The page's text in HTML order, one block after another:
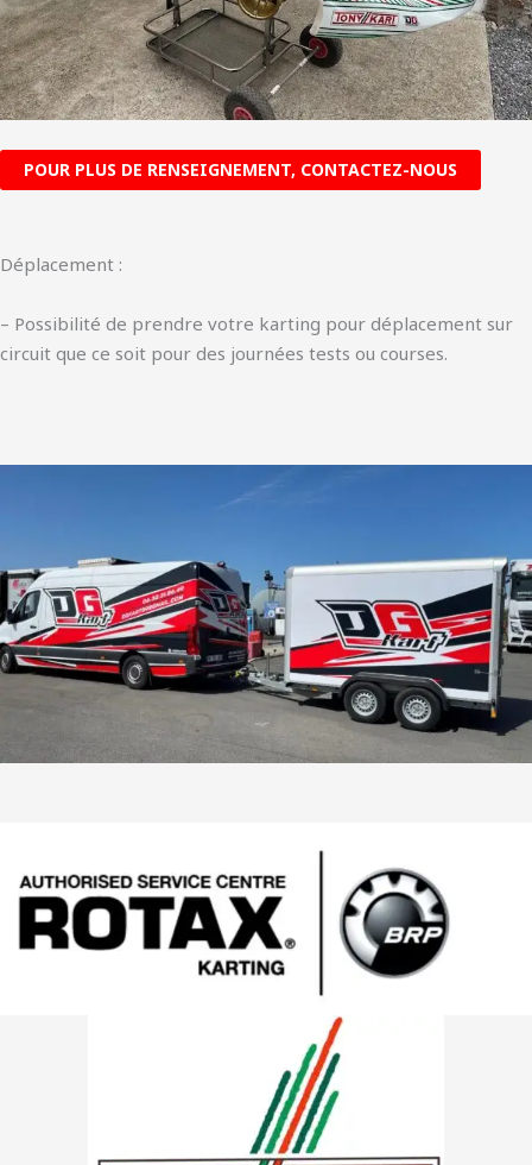
POUR PLUS DE RENSEIGNEMENT, CONTACTEZ-NOUS
Déplacement :
– Possibilité de prendre votre karting pour déplacement sur
circuit que ce soit pour des journées tests ou courses.